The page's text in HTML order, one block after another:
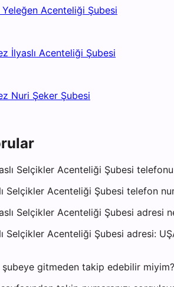
Acenteliği Şubesi
İlyaslı Acenteliği Şubesi
Nuri Şeker Şubesi
Selçikler Acenteliği Şubesi
Selçikler Acenteliği Şubesi telefon
Selçikler Acenteliği Şubesi adresi
Selçikler Acenteliği Şubesi adresi:
gitmeden takip edebilir miyim?